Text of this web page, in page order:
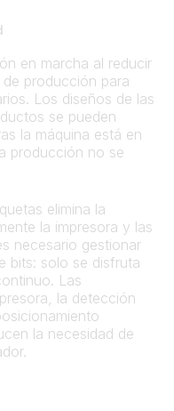
en marcha al reducir
producción para
Los diseños de las
se pueden
la máquina está en
producción no se
elimina la
la impresora y las
necesario gestionar
bits: solo se disfruta
Las
la detección
la necesidad de